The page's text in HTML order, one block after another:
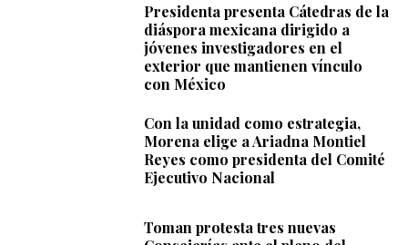
Presidenta presenta Cátedras de la
diáspora mexicana dirigido a
jóvenes investigadores en el
exterior que mantienen vínculo
con México
Con la unidad como estrategia,
Morena elige a Ariadna Montiel
Reyes como presidenta del Comité
Ejecutivo Nacional
Toman protesta tres nuevas